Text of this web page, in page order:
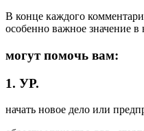
В конце каждого
особенно важное значение
могут помочь вам:
1. УР.
начать новое дело или